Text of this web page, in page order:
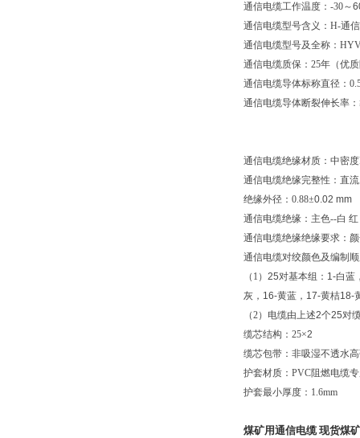
通信电缆工作温度： -30～
通信电缆型号含义： H-通
通信电缆型号及全称：
通信电缆质保： 25年（优
通信电缆导体标称直径：
通信电缆导体断裂伸长率：
通信电缆绝缘材质：中密度
通信电缆绝缘完整性：直
绝缘外径： 0.88±0.02 mm
通信电缆绝缘：主色--白
通信电缆绝缘绝缘要求：
通信电缆对绞颜色及编制
（ 1 ） 25对基本组： 1-白蓝
灰， 16-黄蓝， 17-黄桔18-
（2）电缆由上述2个25对
缆芯结构： 25×2
缆芯包带：非吸湿不透水
护套材质： PVC阻燃电缆
护套最小厚度： 1.6mm
煤矿用通信电缆 现货煤